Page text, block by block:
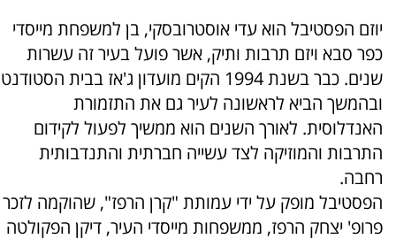
יוזם הפסטיבל הוא עדי אוסטרובסקי, בן למשפחת מייסדי
כפר סבא ויזם תרבות ותיק, אשר פועל בעיר זה עשרות
שנים. כבר בשנת 1994 הקים מועדון ג'אז בבית הסטודנט
ובהמשך הביא לראשונה לעיר גם את התזמורת
האנדלוסית. לאורך השנים הוא ממשיך לפעול לקידום
התרבות והמוזיקה לצד עשייה חברתית והתנדבותית
רחבה.
הפסטיבל מופק על ידי עמותת "קרן הרפז", שהוקמה לזכר
פרופ' יצחק הרפז, ממשפחות מייסדי העיר, דיקן הפקולטה